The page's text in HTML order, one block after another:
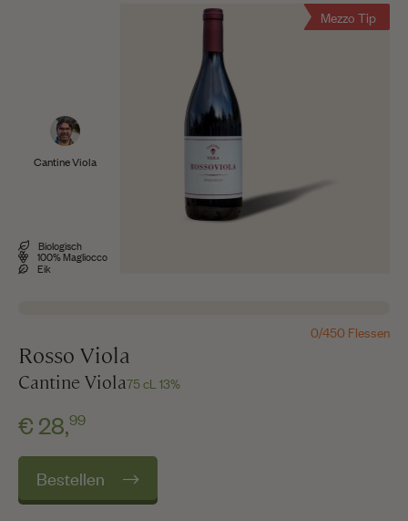
Cantine Viola
Biologisch
100% Magliocco
Eik
Mezzo Tip
0/450 Flessen
Rosso Viola
Cantine Viola75 cL 13%
€ 28,99
Bestellen